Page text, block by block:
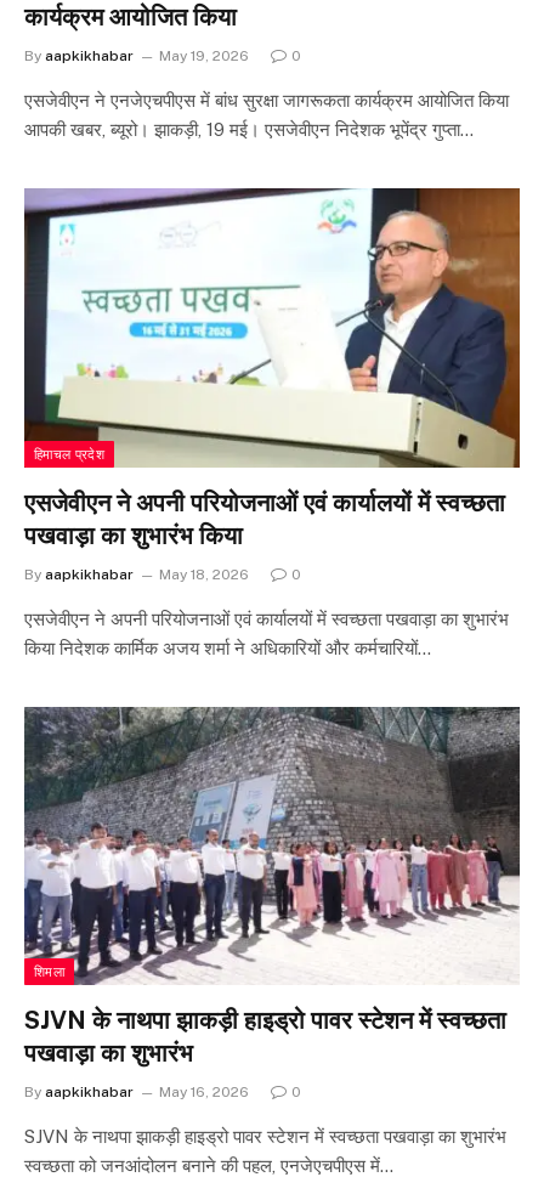
कार्यक्रम आयोजित किया
By aapkikhabar May 19, 2026 0
एसजेवीएन ने एनजेएचपीएस में बांध सुरक्षा जागरूकता कार्यक्रम आयोजित किया
आपकी खबर, ब्यूरो। झाकड़ी, 19 मई। एसजेवीएन निदेशक भूपेंद्र गुप्ता…
हिमाचल प्रदेश
एसजेवीएन ने अपनी परियोजनाओं एवं कार्यालयों में स्वच्छता
पखवाड़ा का शुभारंभ किया
By aapkikhabar May 18, 2026 0
एसजेवीएन ने अपनी परियोजनाओं एवं कार्यालयों में स्वच्छता पखवाड़ा का शुभारंभ
किया निदेशक कार्मिक अजय शर्मा ने अधिकारियों और कर्मचारियों…
शिमला
SJVN के नाथपा झाकड़ी हाइड्रो पावर स्टेशन में स्वच्छता
पखवाड़ा का शुभारंभ
By aapkikhabar May 16, 2026 0
SJVN के नाथपा झाकड़ी हाइड्रो पावर स्टेशन में स्वच्छता पखवाड़ा का शुभारंभ
स्वच्छता को जनआंदोलन बनाने की पहल, एनजेएचपीएस में…